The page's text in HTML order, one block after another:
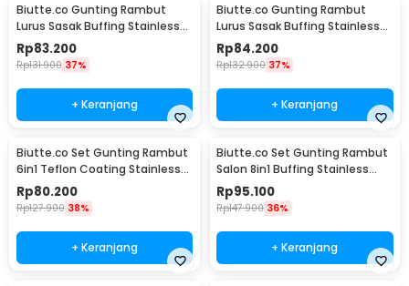
Biutte.co Gunting Rambut
Lurus Sasak Buffing Stainless
4Cr13 2 PCS 5.5 Inch - 440C
Rp83.200
Rp131.900 37%
+ Keranjang
Biutte.co Gunting Rambut
Lurus Sasak Buffing Stainless
4Cr13 2 PCS 6 Inch - 440C
Rp84.200
Rp132.900 37%
+ Keranjang
Biutte.co Set Gunting Rambut
6in1 Teflon Coating Stainless
Steel 4Cr13 - 440C
Rp80.200
Rp127.900 38%
+ Keranjang
Biutte.co Set Gunting Rambut
Salon 8in1 Buffing Stainless
Steel 4Cr13 - 440C
Rp95.100
Rp147.900 36%
+ Keranjang